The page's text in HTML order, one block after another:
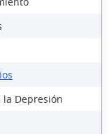
Depresión